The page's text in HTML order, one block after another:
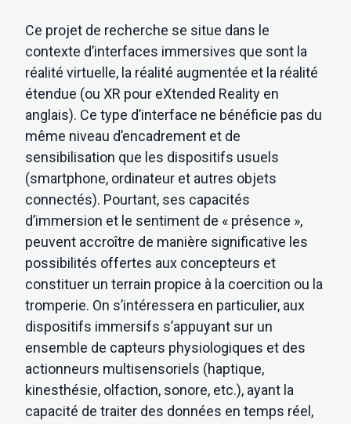
Ce projet de recherche se situe dans le
contexte d’interfaces immersives que sont la
réalité virtuelle, la réalité augmentée et la réalité
étendue (ou XR pour eXtended Reality en
anglais). Ce type d’interface ne bénéficie pas du
même niveau d’encadrement et de
sensibilisation que les dispositifs usuels
(smartphone, ordinateur et autres objets
connectés). Pourtant, ses capacités
d’immersion et le sentiment de « présence »,
peuvent accroître de manière significative les
possibilités offertes aux concepteurs et
constituer un terrain propice à la coercition ou la
tromperie. On s’intéressera en particulier, aux
dispositifs immersifs s’appuyant sur un
ensemble de capteurs physiologiques et des
actionneurs multisensoriels (haptique,
kinesthésie, olfaction, sonore, etc.), ayant la
capacité de traiter des données en temps réel,